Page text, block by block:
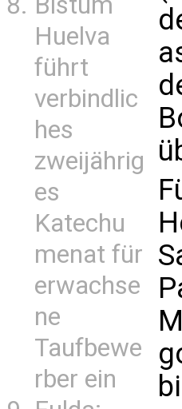
Huelva
führt
verbindlic
hes
zweijährig
es
Katechu
menat für
erwachse
ne
Taufbewe
rber ein